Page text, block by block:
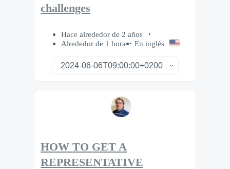
challenges
Hace alrededor de 2 años
Alrededor de 1 hora
En inglés
HOW TO GET A
REPRESENTATIVE